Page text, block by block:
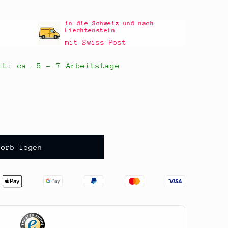
in die Schweiz und nach
Liechtenstein
mit Swiss Post
ca. 5 - 7 Arbeitstage
legen